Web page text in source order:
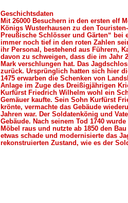
Geschichtsdaten
Mit 26000 Besuchern in den ersten elf
Königs Wusterhausen zu den
Preußische Schlösser und Gärten“
immer noch tief in den roten Zahlen
ihr Personal, bestehend aus Führern,
davon zu schweigen, dass die im Jahr
Mark verschlungen hat. Das
zurück. Ursprünglich hatten sich hier
1475 erwarben die Schenken von
Anlage im Zuge des Dreißigjährigen
Kurfürst Friedrich Wilhelm wohl ein
Gemäuer kaufte. Sein Sohn Kurfürst
krönte, vermachte das Gebäude
Jahren war. Der Soldatenkönig und
Gebäude. Nach seinem Tod 1740
Möbel raus und nutzte ab 1850 den
etwas schade und modernisierte das
rekonstruierten Zustand, wie es der